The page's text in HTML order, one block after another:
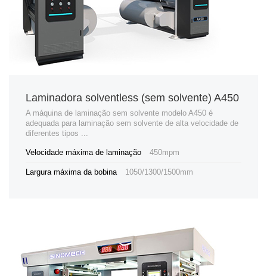
Laminadora solventless (sem solvente) A450
A máquina de laminação sem solvente modelo A450 é
adequada para laminação sem solvente de alta velocidade de
diferentes tipos ...
Velocidade máxima de laminação 450mpm
Largura máxima da bobina 1050/1300/1500mm